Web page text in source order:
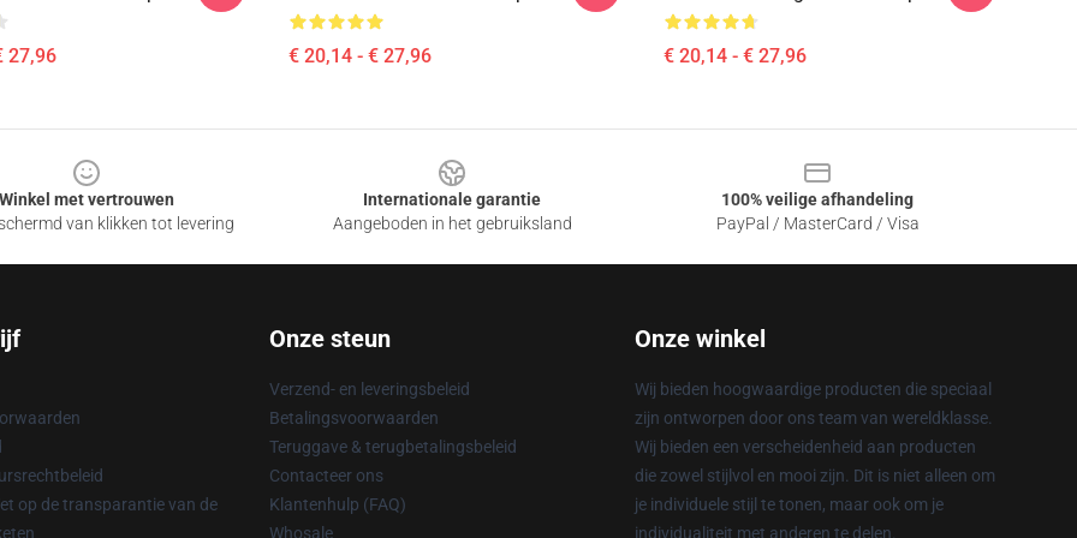
27,96 € 20,14 - € 27,96 € 20,14 - € 27,96
Winkel met vertrouwen
van klikken tot levering
Internationale garantie
Aangeboden in het gebruiksland
100% veilige afhandeling
PayPal / MasterCard / Visa
op de transparantie van de
Onze steun
Verzend- en leveringsbeleid
Betalingsvoorwaarden
Teruggave & terugbetalingsbeleid
Contacteer ons
Klantenhulp (FAQ)
Whosale
Onze winkel
Wij bieden hoogwaardige producten die speciaal
zijn ontworpen door ons team van wereldklasse.
Wij bieden een verscheidenheid aan producten
die zowel stijlvol en mooi zijn. Dit is niet alleen om
je individuele stijl te tonen, maar ook om je
individualiteit met anderen te delen.